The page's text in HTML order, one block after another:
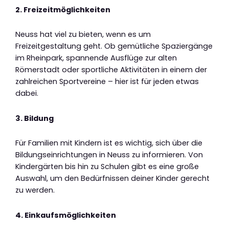
2. Freizeitmöglichkeiten
Neuss hat viel zu bieten, wenn es um
Freizeitgestaltung geht. Ob gemütliche Spaziergänge
im Rheinpark, spannende Ausflüge zur alten
Römerstadt oder sportliche Aktivitäten in einem der
zahlreichen Sportvereine – hier ist für jeden etwas
dabei.
3. Bildung
Für Familien mit Kindern ist es wichtig, sich über die
Bildungseinrichtungen in Neuss zu informieren. Von
Kindergärten bis hin zu Schulen gibt es eine große
Auswahl, um den Bedürfnissen deiner Kinder gerecht
zu werden.
4. Einkaufsmöglichkeiten